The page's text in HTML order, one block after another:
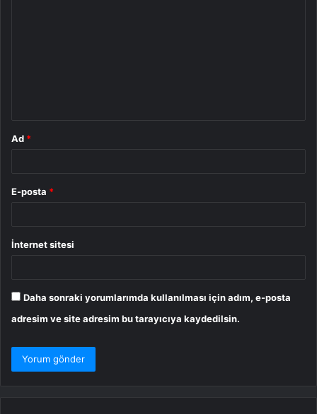
Ad *
E-posta *
İnternet sitesi
Daha sonraki yorumlarımda kullanılması için adım, e-posta
adresim ve site adresim bu tarayıcıya kaydedilsin.